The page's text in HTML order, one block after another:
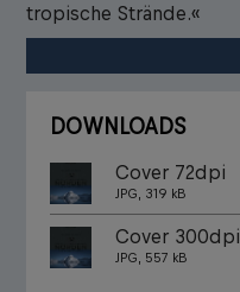
tropische Strände.«
DOWNLOADS
Cover 72dpi
JPG, 319 kB
Cover 300dpi
JPG, 557 kB